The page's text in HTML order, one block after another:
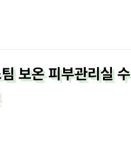
보온 피부관리실 수